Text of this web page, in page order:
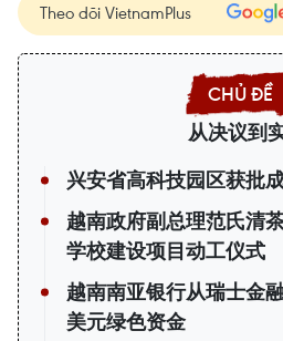
Theo dõi VietnamPlus
从决议到
兴安省高科技园区获批
越南政府副总理范氏清
学校建设项目动工仪式
越南南亚银行从瑞士金
美元绿色资金